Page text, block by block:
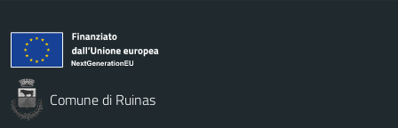
Comune di Ruinas